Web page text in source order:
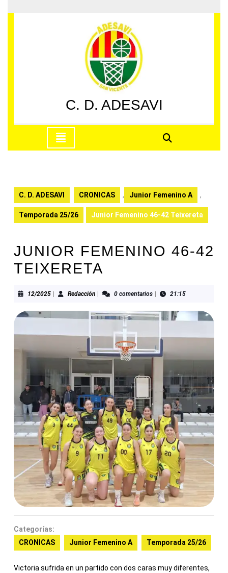
al
C. D. ADESAVI
apertura
C. D. ADESAVI CRONICAS , Junior Femenino A ,
Temporada 25/26 Junior Femenino 46-42 Teixereta
JUNIOR FEMENINO 46-42
TEIXERETA
12/202512/2025RedacciónRedacción0 comentarios 21:15
Categorías:
CRONICAS
Junior Femenino A Temporada 25/26
Victoria sufrida en un partido con dos caras muy diferentes,